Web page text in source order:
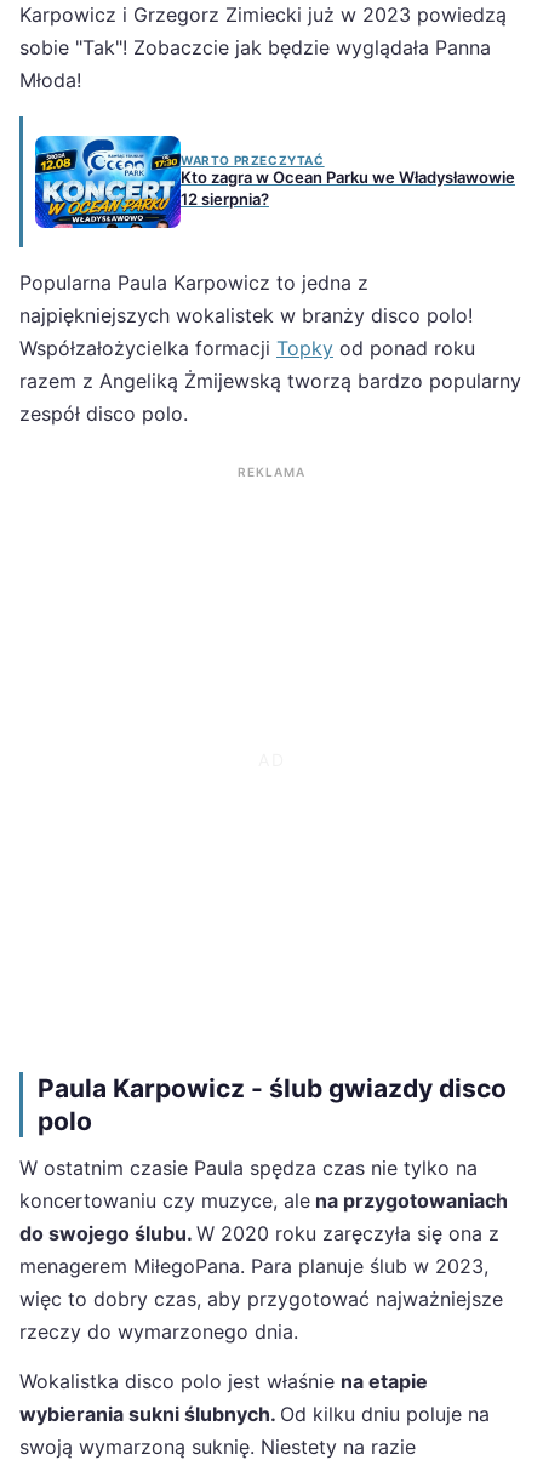
Karpowicz i Grzegorz Zimiecki już w 2023 powiedzą
sobie "Tak"! Zobaczcie jak będzie wyglądała Panna
Młoda!
WARTO PRZECZYTAĆ
Kto zagra w Ocean Parku we Władysławowie
12 sierpnia?
Popularna Paula Karpowicz to jedna z
najpiękniejszych wokalistek w branży disco polo!
Współzałożycielka formacji Topky od ponad roku
razem z Angeliką Żmijewską tworzą bardzo popularny
zespół disco polo.
REKLAMA
Paula Karpowicz - ślub gwiazdy disco
polo
W ostatnim czasie Paula spędza czas nie tylko na
koncertowaniu czy muzyce, ale na przygotowaniach
do swojego ślubu. W 2020 roku zaręczyła się ona z
menagerem MiłegoPana. Para planuje ślub w 2023,
więc to dobry czas, aby przygotować najważniejsze
rzeczy do wymarzonego dnia.
Wokalistka disco polo jest właśnie na etapie
wybierania sukni ślubnych. Od kilku dniu poluje na
swoją wymarzoną suknię. Niestety na razie